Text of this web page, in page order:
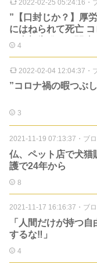
2022-02-25 05:24:16 ・
”【口封じか？】厚
にはねられて死亡
る内部告発との関連”
4
2022-02-04 12:04:37 ・
”コロナ禍の暇つぶ
3
2021-11-19 07:13:37 ・ ブ
仏、ペット店で犬
護で24年から
8
2021-11-17 16:16:37 ・ ブ
「人間だけが持つ
するな‼️」
4